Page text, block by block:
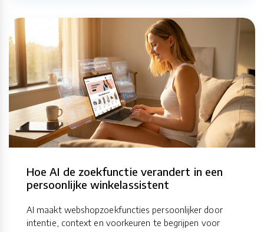
Hoe AI de zoekfunctie verandert in een
persoonlijke winkelassistent
AI maakt webshopzoekfuncties persoonlijker door
intentie, context en voorkeuren te begrijpen voor